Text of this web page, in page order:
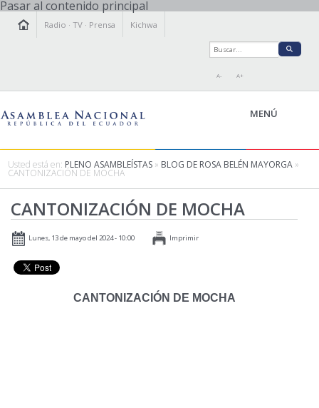
Pasar al contenido principal
Radio ·TV · Prensa Kichwa
A- A+
MENÚ
LEGISLAMOS
FISCALIZAMOS
TRANSPARENCIA
PRENSA
RELACIONES INTERNACIONALES
Usted está en: PLENO ASAMBLEÍSTAS » BLOG DE ROSA BELÉN MAYORGA »
CANTONIZACIÓN DE MOCHA
CANTONIZACIÓN DE MOCHA
Lunes, 13 de mayo del 2024 - 10:00 Imprimir
CANTONIZACIÓN DE MOCHA